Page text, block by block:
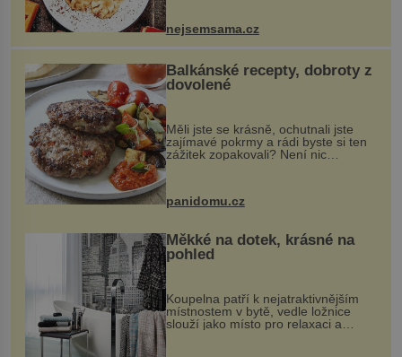
pokrmy, které rozhodně st...
nejsemsama.cz
Balkánské recepty, dobroty z
dovolené
Měli jste se krásně, ochutnali jste
zajímavé pokrmy a rádi byste si ten
zážitek zopakovali? Není nic
snazšího. Pljeskavica (10 porcí)
Možná jste ji ochutnali na dovolené v
panidomu.cz
Měkké na dotek, krásné na
pohled
Koupelna patří k nejatraktivnějším
místnostem v bytě, vedle ložnice
slouží jako místo pro relaxaci a
odpočinek. Koupelnový textil –
ručníky, osušky a koberečky –